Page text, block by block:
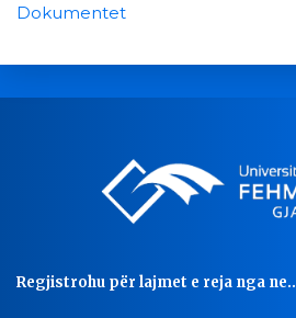
Dokumentet
Regjistrohu për lajmet e reja nga ne..